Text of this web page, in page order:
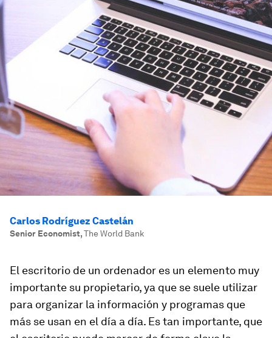
Carlos Rodríguez Castelán
Senior Economist,The World Bank
El escritorio de un ordenador es un elemento muy
importante su propietario, ya que se suele utilizar
para organizar la información y programas que
más se usan en el día a día. Es tan importante, que